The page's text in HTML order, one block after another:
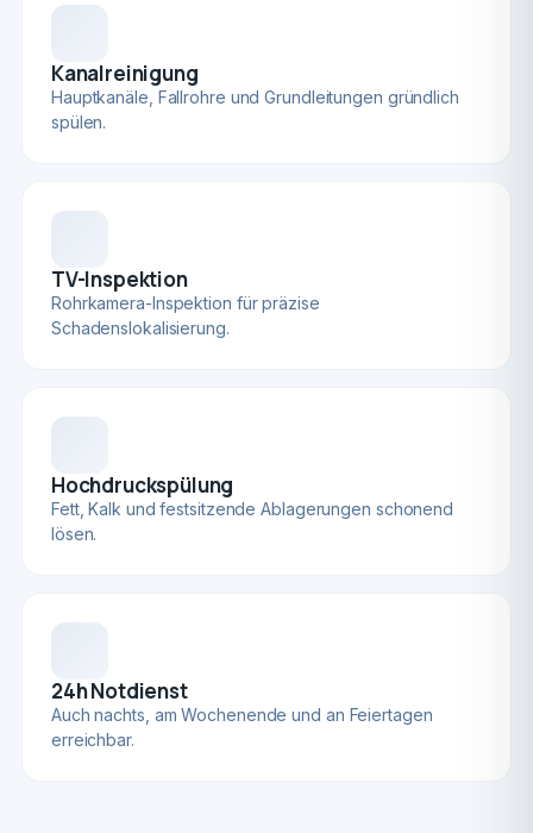
Kanalreinigung
Hauptkanäle, Fallrohre und Grundleitungen gründlich
spülen.
TV-Inspektion
Rohrkamera-Inspektion für präzise
Schadenslokalisierung.
Hochdruckspülung
Fett, Kalk und festsitzende Ablagerungen schonend
lösen.
24h Notdienst
Auch nachts, am Wochenende und an Feiertagen
erreichbar.